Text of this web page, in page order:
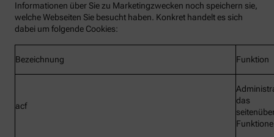
Informationen über Sie zu Marketingzwecken noch speichern sie,
welche Webseiten Sie besucht haben. Konkret handelt es sich
dabei um folgende Cookies:
Bezeichnung Funktion
acf
das